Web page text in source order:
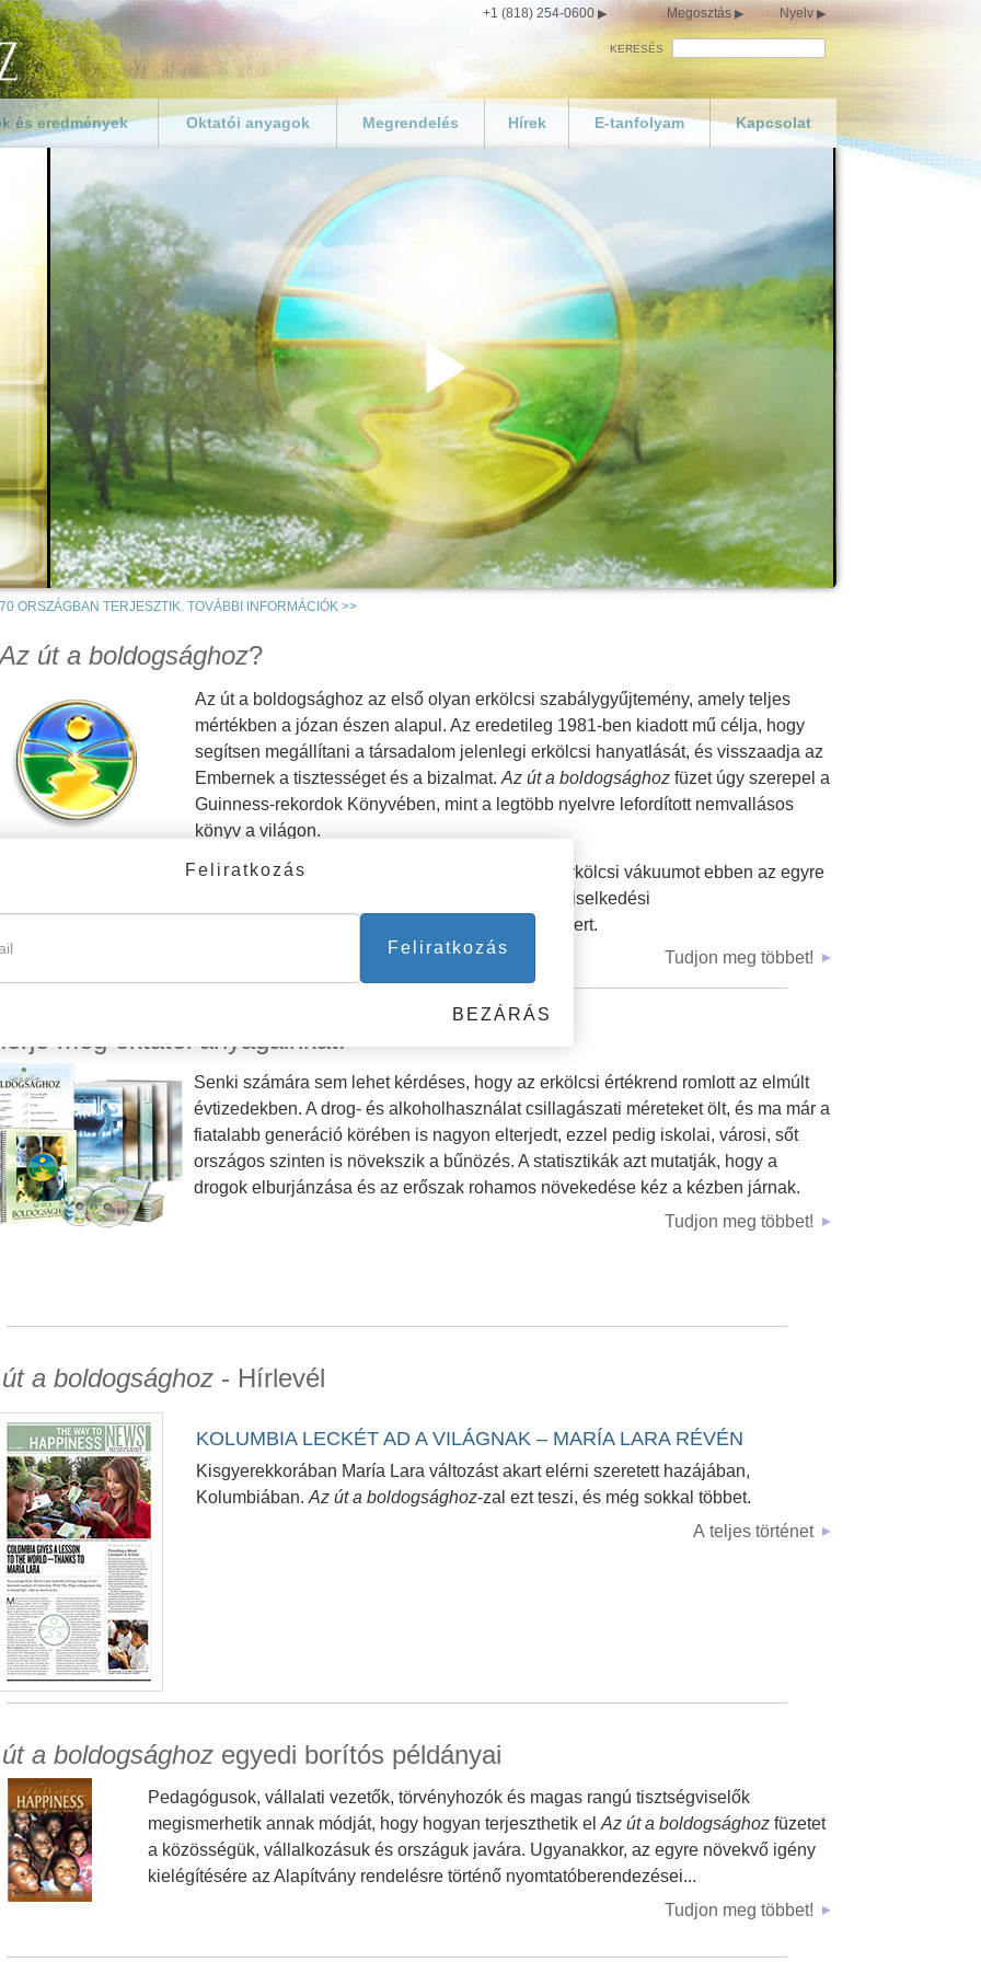
+1 (818) 254-0600 Megosztás Nyelv
KERESÉS
és eredmények
program
programok
csoportok
körül
Oktatói anyagok
Tanári eszköztár
A tanári kézikönyv
letölthető elemei
Iskolai eredmények
Megrendelés
Egyedi borítóterv készítése
Az út a boldogsághoz
füzethez
Hírek E-tanfolyam Kapcsolat
Play
Video
ORSZÁGBAN TERJESZTIK. TOVÁBBI INFORMÁCIÓK >>
út a boldogsághoz?
Az út a boldogsághoz az első olyan erkölcsi szabálygyűjtemény, amely teljes
mértékben a józan észen alapul. Az eredetileg 1981-ben kiadott mű célja, hogy
segítsen megállítani a társadalom jelenlegi erkölcsi hanyatlását, és visszaadja az
Embernek a tisztességet és a bizalmat. Az út a boldogsághozfüzet úgy szerepel a
Guinness-rekordok Könyvében, mint a legtöbb nyelvre lefordított nemvallásos
könyv a világon.
Ez azL. Ron Hubbard
által írott könyv kitölti az erkölcsi vákuumot ebben az egyre
inkább materialista társadalomban. Az ebben a viselkedési
található 21 alapelv jobb életminőséghez segíti az embert.
Tudjon meg többet!
meg oktatói anyagainkat!
Senki számára sem lehet kérdéses, hogy az erkölcsi értékrend romlott az elmúlt
évtizedekben. A drog- és alkoholhasználat csillagászati méreteket ölt, és ma már a
fiatalabb generáció körében is nagyon elterjedt, ezzel pedig iskolai, városi, sőt
országos szinten is növekszik a bűnözés. A statisztikák azt mutatják, hogy a
drogok elburjánzása és az erőszak rohamos növekedése kéz a kézben járnak.
Tudjon meg többet!
a boldogsághoz- Hírlevél
KOLUMBIA LECKÉT AD A VILÁGNAK – MARÍA LARA RÉVÉN
Kisgyerekkorában María Lara változást akart elérni szeretett hazájában,
Kolumbiában. Az út a boldogsághoz-zal ezt teszi, és még sokkal többet.
A teljes történet
a boldogsághozegyedi borítós példányai
Pedagógusok, vállalati vezetők, törvényhozók és magas rangú tisztségviselők
megismerhetik annak módját, hogy hogyan terjeszthetik el Az út a boldogsághozfüzetet
a közösségük, vállalkozásuk és országuk javára. Ugyanakkor, az egyre növekvő igény
kielégítésére az Alapítvány rendelésre történő nyomtatóberendezései...
Tudjon meg többet!
Feliratkozás
Feliratkozás
BEZÁRÁS